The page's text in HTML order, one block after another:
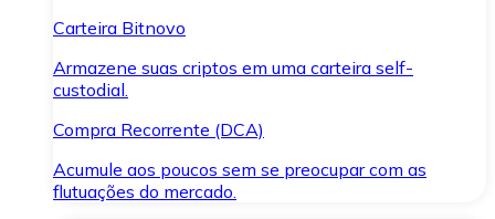
Carteira Bitnovo
Armazene suas criptos em uma carteira self-
custodial.
Compra Recorrente (DCA)
Acumule aos poucos sem se preocupar com as
flutuações do mercado.